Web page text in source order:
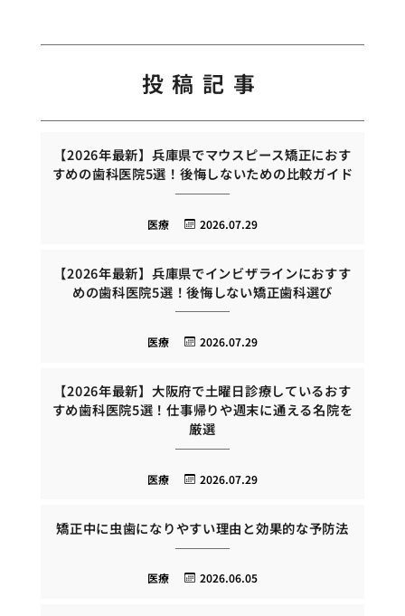
投稿記事
【2026年最新】兵庫県でマウスピース矯正におす
すめの歯科医院5選！後悔しないための比較ガイド
2026.07.29
医療
【2026年最新】兵庫県でインビザラインにおすす
めの歯科医院5選！後悔しない矯正歯科選び
2026.07.29
医療
【2026年最新】大阪府で土曜日診療しているおす
すめ歯科医院5選！仕事帰りや週末に通える名院を
厳選
2026.07.29
医療
矯正中に虫歯になりやすい理由と効果的な予防法
2026.06.05
医療